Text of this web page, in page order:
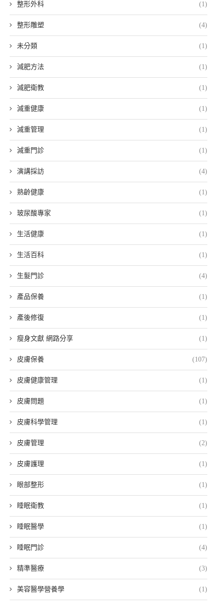
整形外科 (1)
整形雕塑 (4)
未分類 (1)
減肥方法 (1)
減肥衛教 (1)
減重健康 (1)
減重管理 (1)
減重門診 (1)
演講採訪 (4)
熟齡健康 (1)
玻尿酸專家 (1)
生活健康 (1)
生活百科 (1)
生髮門診 (4)
產品保養 (1)
產後修復 (1)
瘦身文獻 網路分享 (1)
皮膚保養 (107)
皮膚健康管理 (1)
皮膚問題 (1)
皮膚科學管理 (1)
皮膚管理 (2)
皮膚護理 (1)
眼部整形 (1)
睡眠衛教 (1)
睡眠醫學 (1)
睡眠門診 (4)
精準醫療 (3)
美容醫學營養學 (1)